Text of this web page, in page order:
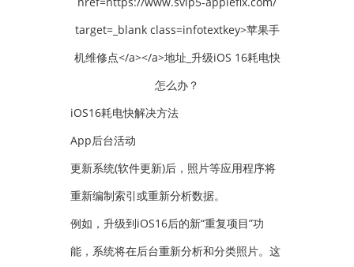
iOS16耗电快解决方法
App后台活动
更新系统(软件更新)后，照片等应用程序将
重新编制索引或重新分析数据。
例如，升级到iOS16后的新“重复项目”功
能，系统将在后台重新分析和分类照片。这